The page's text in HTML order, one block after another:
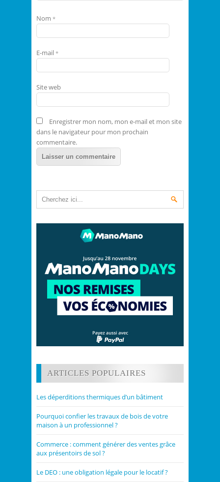
Nom *
E-mail *
Site web
Enregistrer mon nom, mon e-mail et mon site
dans le navigateur pour mon prochain
commentaire.
ARTICLES POPULAIRES
Les déperditions thermiques d’un bâtiment
Pourquoi confier les travaux de bois de votre
maison à un professionnel ?
Commerce : comment générer des ventes grâce
aux présentoirs de sol ?
Le DEO : une obligation légale pour le locatif ?